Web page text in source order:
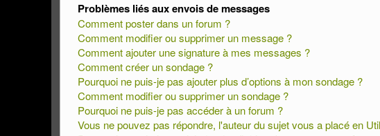
Problèmes liés aux envois de messages
Comment poster dans un forum ?
Comment modifier ou supprimer un message ?
Comment ajouter une signature à mes messages ?
Comment créer un sondage ?
Pourquoi ne puis-je pas ajouter plus d’options à mon sondage ?
Comment modifier ou supprimer un sondage ?
Pourquoi ne puis-je pas accéder à un forum ?
Vous ne pouvez pas répondre, l'auteur du sujet vous a placé en